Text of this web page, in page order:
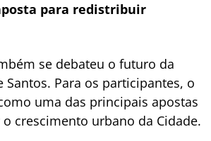
para redistribuir
se debateu o futuro da
Santos. Para os participantes, o
uma das principais apostas
crescimento urbano da Cidade.